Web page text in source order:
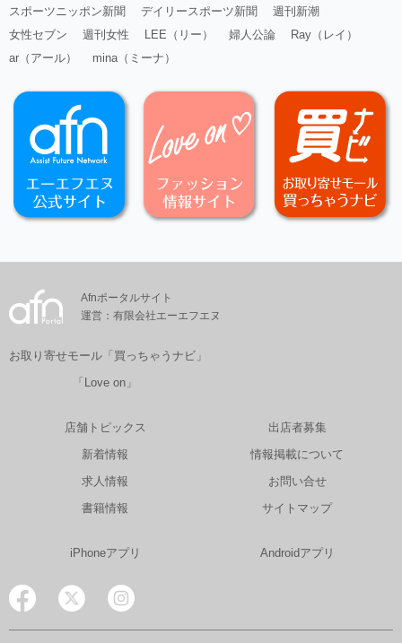
スポーツニッポン新聞 デイリースポーツ新聞
週刊新潮
女性セブン
週刊女性 LEE（リー） 婦人公論
Ray（レイ）
ar（アール）
mina（ミーナ）
Afnポータルサイト
運営：有限会社エーエフエヌ
お取り寄せモール「買っちゃうナビ」
「Love on」
店舗トピックス
新着情報
求人情報
書籍情報
出店者募集
情報掲載について
お問い合せ
サイトマップ
iPhoneアプリ Androidアプリ